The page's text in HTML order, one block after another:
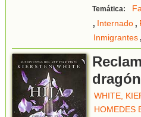
Temática:
, Internado,
Inmigrantes
WHITE,
HOMEDES